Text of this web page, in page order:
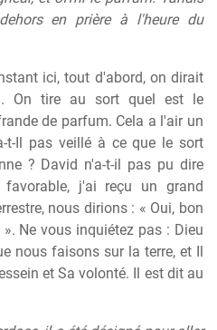
en prière à l'heure du
ici, tout d'abord, on dirait
On tire au sort quel est le
de parfum. Cela a l'air un
t-Il pas veillé à ce que le sort
? David n'a-t-il pas pu dire
j'ai reçu un grand
nous dirions : « Oui, bon
Ne vous inquiétez pas : Dieu
nous faisons sur la terre, et Il
et Sa volonté. Il est dit au